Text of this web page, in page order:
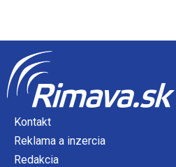
Kontakt
Reklama a inzercia
Redakcia